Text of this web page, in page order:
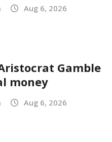
Aug 6, 2026
Gamble
money
Aug 6, 2026